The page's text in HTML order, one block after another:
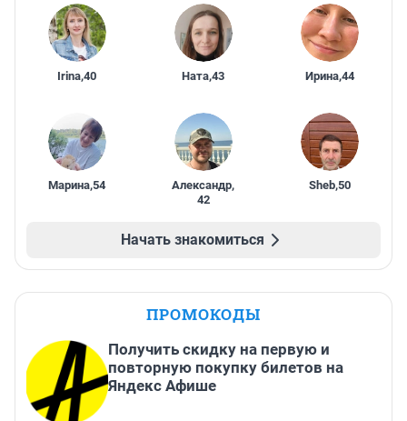
Irina,40 Ната,43 Ирина,44
Марина,54 Александр,
42
Sheb,50
Начать знакомиться
ПРОМОКОДЫ
Получить скидку на первую и
повторную покупку билетов на
Яндекс Афише